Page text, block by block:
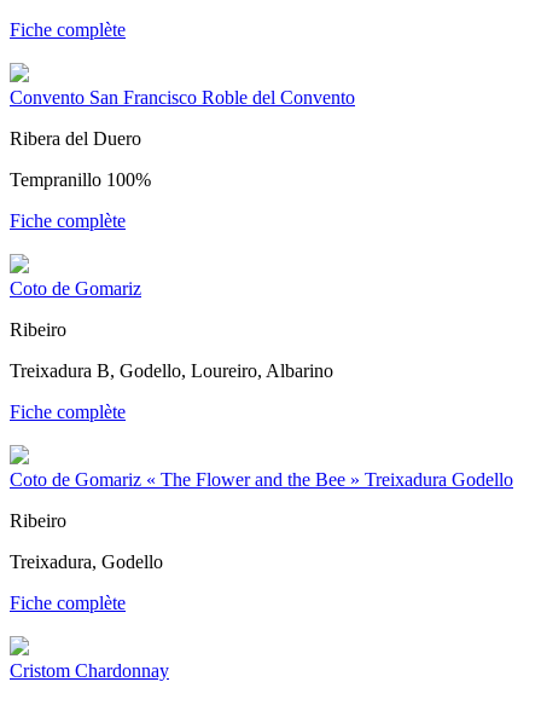
Fiche complète
Convento San Francisco Roble del Convento
Ribera del Duero
Tempranillo 100%
Fiche complète
Coto de Gomariz
Ribeiro
Treixadura B, Godello, Loureiro, Albarino
Fiche complète
Coto de Gomariz « The Flower and the Bee » Treixadura Godello
Ribeiro
Treixadura, Godello
Fiche complète
Cristom Chardonnay